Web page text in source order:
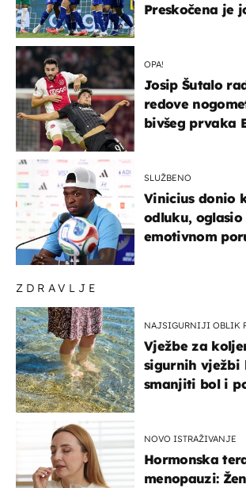
ZDRAVLJE
NAJSIGURNIJI OBLIK
Vježbe za
sigurnih vježbi
smanjiti bol i
NOVO ISTRAŽIVANJE
Hormonska
menopauzi:
Preskočena je
OPA!
Josip Šutalo
redove
bivšeg prvaka
SLUŽBENO
Vinicius donio
odluku, oglasio
emotivnom